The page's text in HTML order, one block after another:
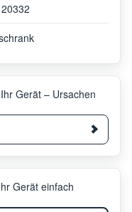
Gerät – Ursachen
Gerät einfach